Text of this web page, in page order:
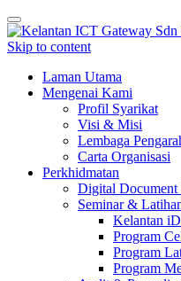
Toggle
navigation
Skip to content
Laman Utama
Mengenai Kami
Profil Syarikat
Visi & Misi
Lembaga
Carta Organisasi
Perkhidmatan
Digital Document
Seminar &
Kelantan
Program
Program
Program